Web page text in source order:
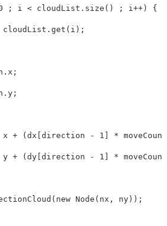
; i < cloudList . size ( ) ; i ++) {
cloudList . get ( i ) ;
. x ;
. y ;
x + (dx [direction - 1 ] * moveCount
y + (dy [direction - 1 ] * moveCount
( new Node ( nx , ny) ) ;